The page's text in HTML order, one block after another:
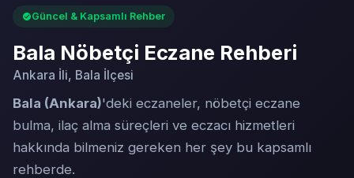
Güncel & Kapsamlı Rehber
Bala Nöbetçi Eczane Rehberi
Ankara İli, Bala İlçesi
Bala (Ankara)'deki eczaneler, nöbetçi eczane
bulma, ilaç alma süreçleri ve eczacı hizmetleri
hakkında bilmeniz gereken her şey bu kapsamlı
rehberde.